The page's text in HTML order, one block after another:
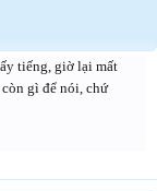
tiếng, giờ lại mất
gì để nói, chứ